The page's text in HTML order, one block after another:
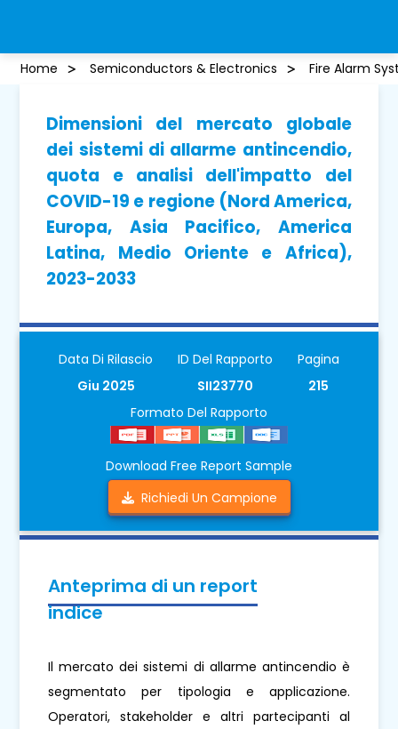
Home Semiconductors & Electronics Fire Alarm
Dimensioni del mercato globale
dei sistemi di allarme antincendio,
quota e analisi dell'impatto del
COVID-19 e regione (Nord America,
Europa, Asia Pacifico, America
Latina, Medio Oriente e Africa),
2023-2033
Data Di Rilascio
Giu 2025
ID Del Rapporto
SII23770
Pagina
215
Formato Del Rapporto
Download Free Report Sample
Richiedi Un Campione
Anteprima di un report
indice
Il mercato dei sistemi di allarme antincendio è
segmentato per tipologia e applicazione.
Operatori, stakeholder e altri partecipanti al